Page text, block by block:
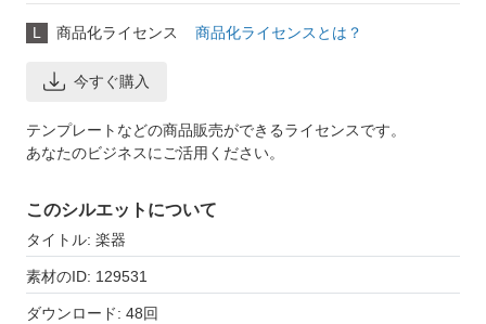
L 商品化ライセンス 商品化ライセンスとは？
今すぐ購入
テンプレートなどの商品販売ができるライセンスです。
あなたのビジネスにご活用ください。
このシルエットについて
タイトル: 楽器
素材のID: 129531
ダウンロード: 48回